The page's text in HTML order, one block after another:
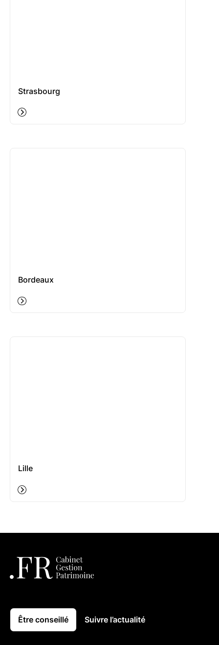
Strasbourg
Bordeaux
Lille
Être conseillé Suivre l’actualité